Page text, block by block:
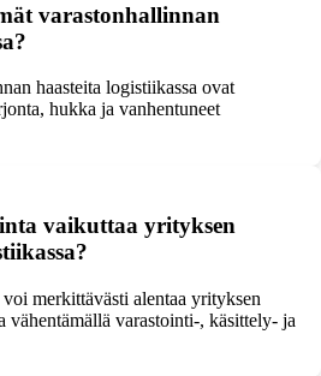
varastonhallinnan
haasteita logistiikassa ovat
hukka ja vanhentuneet
vaikuttaa yrityksen
merkittävästi alentaa yrityksen
vähentämällä varastointi-, käsittely- ja